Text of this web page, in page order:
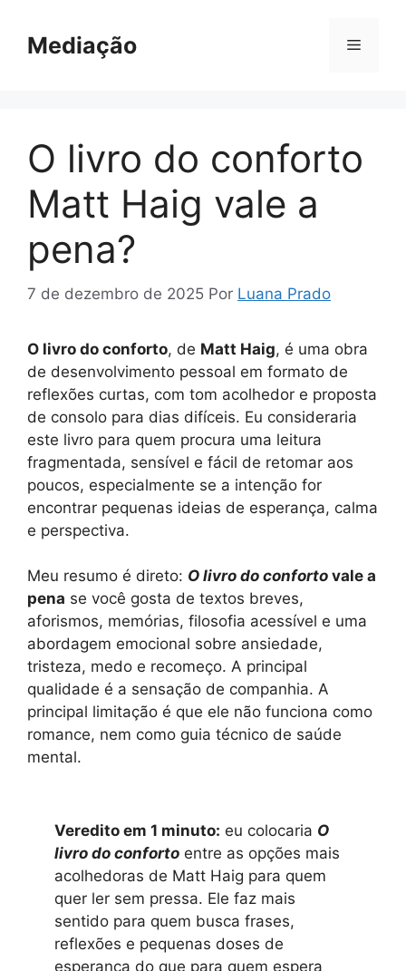
paraMediação Menu
O livro do conforto
Matt Haig vale a
pena?
7 de dezembro de 2025 Por Luana Prado
O livro do conforto, de Matt Haig, é uma obra
de desenvolvimento pessoal em formato de
reflexões curtas, com tom acolhedor e proposta
de consolo para dias difíceis. Eu consideraria
este livro para quem procura uma leitura
fragmentada, sensível e fácil de retomar aos
poucos, especialmente se a intenção for
encontrar pequenas ideias de esperança, calma
e perspectiva.
Meu resumo é direto: O livro do conforto vale a
pena se você gosta de textos breves,
aforismos, memórias, filosofia acessível e uma
abordagem emocional sobre ansiedade,
tristeza, medo e recomeço. A principal
qualidade é a sensação de companhia. A
principal limitação é que ele não funciona como
romance, nem como guia técnico de saúde
mental.
Veredito em 1 minuto: eu colocaria O
livro do conforto entre as opções mais
acolhedoras de Matt Haig para quem
quer ler sem pressa. Ele faz mais
sentido para quem busca frases,
reflexões e pequenas doses de
esperança do que para quem espera